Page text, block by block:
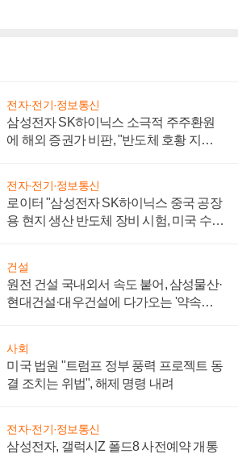
전자·전기·정보통신
삼성전자 SK하이닉스 소극적 주주환원
에 해외 증권가 비판, "반도체 호황 지속
전자·전기·정보통신
로이터 "삼성전자 SK하이닉스 중국 공장
용 현지 생산 반도체 장비 시험, 미국 수출
건설
원전 건설 국내외서 속도 붙어, 삼성물산·
현대건설·대우건설에 다가오는 '약속의
사회
미국 법원 "트럼프 정부 풍력 프로젝트 동
결 조치는 위법", 해제 명령 내려
전자·전기·정보통신
삼성전자, 갤럭시Z 폴드8 사전예약 개통